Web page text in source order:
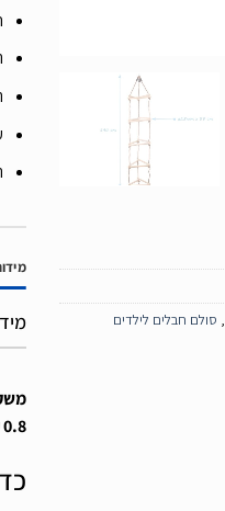
, סולם חבלים לילדים
0.8 ק”ג